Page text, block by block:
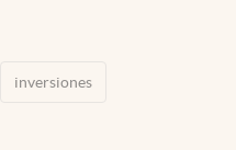
inversiones